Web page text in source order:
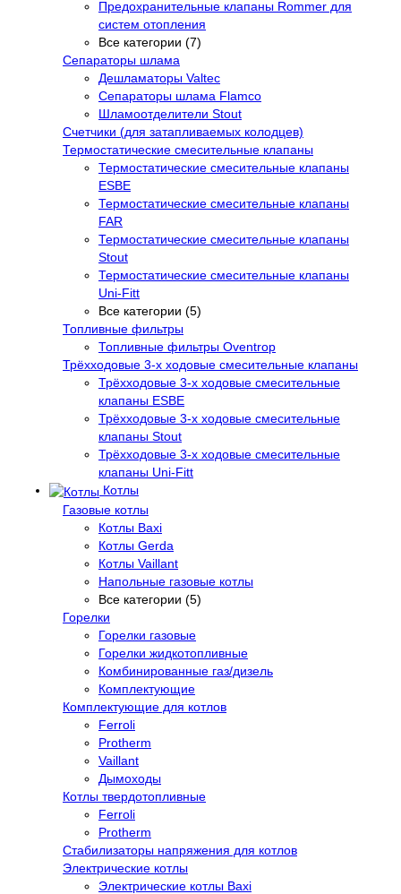
Предохранительные клапаны Rommer для
систем отопления
Все категории (7)
Сепараторы шлама
Дешламаторы Valtec
Сепараторы шлама Flamco
Шламоотделители Stout
Счетчики (для затапливаемых колодцев)
Термостатические смесительные клапаны
Термостатические смесительные клапаны
ESBE
Термостатические смесительные клапаны
FAR
Термостатические смесительные клапаны
Stout
Термостатические смесительные клапаны
Uni-Fitt
Все категории (5)
Топливные фильтры
Топливные фильтры Oventrop
Трёхходовые 3-х ходовые смесительные клапаны
Трёхходовые 3-х ходовые смесительные
клапаны ESBE
Трёхходовые 3-х ходовые смесительные
клапаны Stout
Трёхходовые 3-х ходовые смесительные
клапаны Uni-Fitt
Котлы
Газовые котлы
Котлы Baxi
Котлы Gerda
Котлы Vaillant
Напольные газовые котлы
Все категории (5)
Горелки
Горелки газовые
Горелки жидкотопливные
Комбинированные газ/дизель
Комплектующие
Комплектующие для котлов
Ferroli
Protherm
Vaillant
Дымоходы
Котлы твердотопливные
Ferroli
Protherm
Стабилизаторы напряжения для котлов
Электрические котлы
Электрические котлы Baxi